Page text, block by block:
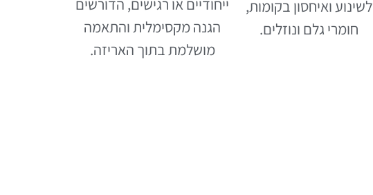
לשינוע ואיחסון בקומות,
חומרי גלם ונוזלים.
ייחודיים או רגישים, הדורשים
הגנה מקסימלית והתאמה
מושלמת בתוך האריזה.